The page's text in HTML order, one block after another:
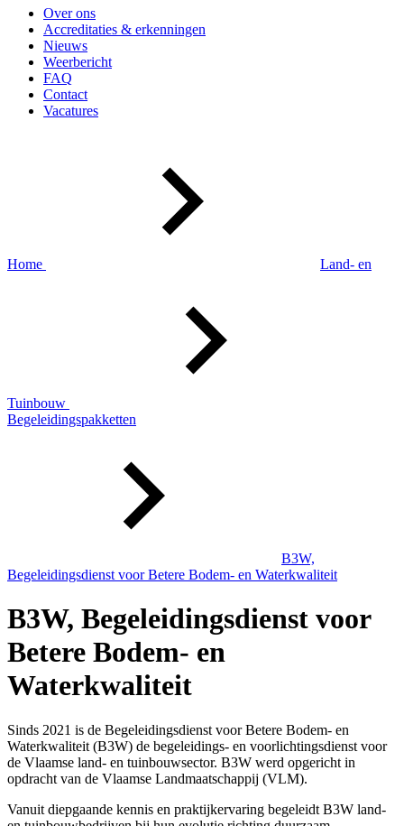
Over ons
Accreditaties & erkenningen
Nieuws
Weerbericht
FAQ
Contact
Vacatures
Home Land- en
Tuinbouw
Begeleidingspakketten
B3W,
Begeleidingsdienst voor Betere Bodem- en Waterkwaliteit
B3W, Begeleidingsdienst voor
Betere Bodem- en
Waterkwaliteit
Sinds 2021 is de Begeleidingsdienst voor Betere Bodem- en
Waterkwaliteit (B3W) de begeleidings- en voorlichtingsdienst voor
de Vlaamse land- en tuinbouwsector. B3W werd opgericht in
opdracht van de Vlaamse Landmaatschappij (VLM).
Vanuit diepgaande kennis en praktijkervaring begeleidt B3W land-